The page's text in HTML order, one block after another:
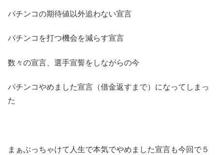
パチンコの期待値以外追わない宣言
パチンコを打つ機会を減らす宣言
数々の宣言、選手宣誓をしながらの今
パチンコやめました宣言（借金返すまで）になってしまっ
た
まぁぶっちゃけて人生で本気でやめました宣言も今回で５